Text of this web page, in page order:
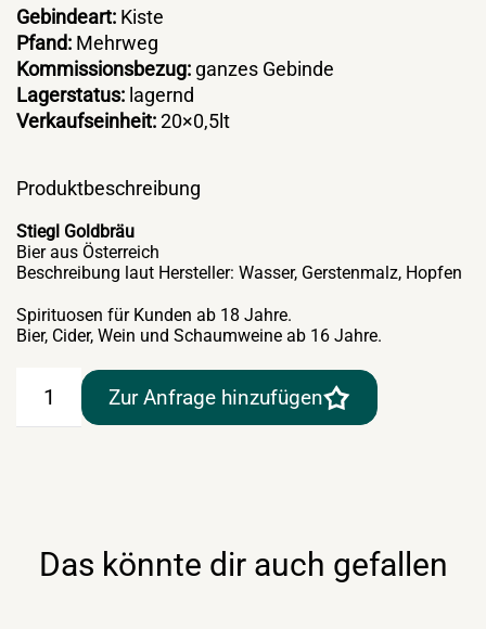
Gebindeart: Kiste
Pfand: Mehrweg
Kommissionsbezug: ganzes Gebinde
Lagerstatus: lagernd
Verkaufseinheit:20×0,5lt
Produktbeschreibung
Stiegl Goldbräu
Bier aus Österreich
Beschreibung laut Hersteller: Wasser, Gerstenmalz, Hopfen
Spirituosen für Kunden ab 18 Jahre.
Bier, Cider, Wein und Schaumweine ab 16 Jahre.
Goldbräu
Zur Anfrage hinzufügen
Das könnte dir auch gefallen